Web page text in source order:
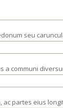
seu
a communi
ac partes eius